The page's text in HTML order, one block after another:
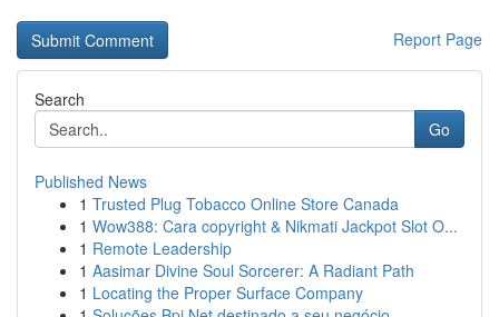
Report Page
Search
Go
Published News
1 Trusted Plug Tobacco Online Store Canada
1 Wow388: Cara copyright & Nikmati Jackpot Slot O...
1 Remote Leadership
1 Aasimar Divine Soul Sorcerer: A Radiant Path
1 Locating the Proper Surface Company